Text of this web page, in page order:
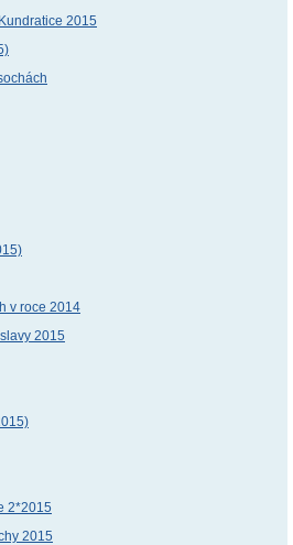
2015
v roce 2014
2015
2*2015
2015